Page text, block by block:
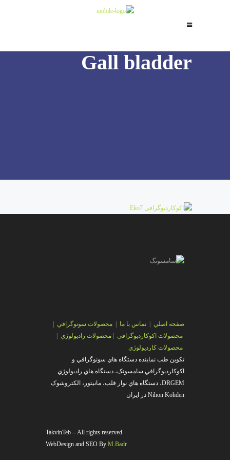
Gall bladder
صفحه اصلي تماس با ما محصولات سونوگرافي
محصولات اکوکارديوگرافي
محصولات راديولوژي
محصولات کارديولوژي
تکوين طب نماينده دستگاه هاي سونوگرافي و
اکوکارديوگرافي سامسونک، دستگاه هاي راديولوژي
DRGEM، دستگاه هاي نوار قلب، مانيتور، الکتروشوک
Nihon Kohden در ايران
TakvinTeb – All rights reserved
WebDesign and SEO By M.Badr